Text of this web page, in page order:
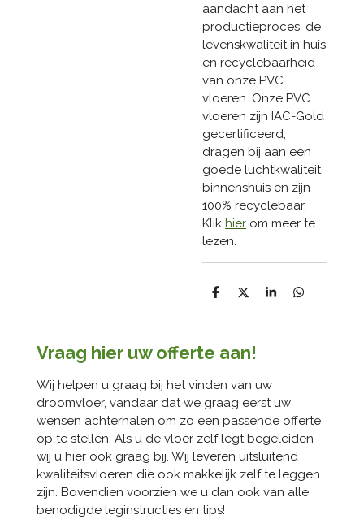
aandacht aan het
productieproces, de
levenskwaliteit in huis
en recyclebaarheid
van onze PVC
vloeren. Onze PVC
vloeren zijn IAC-Gold
gecertificeerd,
dragen bij aan een
goede luchtkwaliteit
binnenshuis en zijn
100% recyclebaar.
Klik hier om meer te
lezen.
D
D
S
D
Vraag hier uw offerte aan!
Wij helpen u graag bij het vinden van uw
droomvloer, vandaar dat we graag eerst uw
wensen achterhalen om zo een passende offerte
op te stellen. Als u de vloer zelf legt begeleiden
wij u hier ook graag bij. Wij leveren uitsluitend
kwaliteitsvloeren die ook makkelijk zelf te leggen
zijn. Bovendien voorzien we u dan ook van alle
benodigde leginstructies en tips!